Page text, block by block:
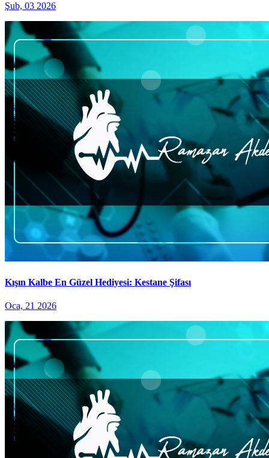
Şub, 03 2026
Kışın Kalbe En Güzel Hediyesi: Kestane Şifası
Oca, 21 2026